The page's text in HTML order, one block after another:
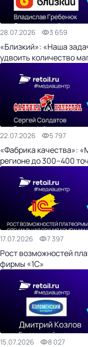
28.07.2026 3 659
«Близкий»: «Наша
удвоить количество
22.07.2026 5 797
«Фабрика качества»:
регионе до 300–400
17.07.2026 7 397
Рост возможностей
фирмы «1С»
15.07.2026 8 027